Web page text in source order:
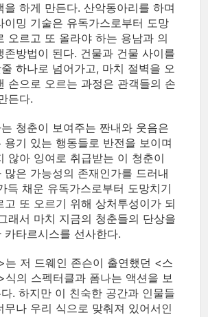
을 하게 만든다. 산악동아리를 하며
이밍 기술은 유독가스로부터 도망
오르고 또 올라야 하는 용남과 의
존방법이 된다. 건물과 건물 사이를
하나로 넘어가고, 마치 절벽을 오
손으로 오르는 과정은 관객들의 손
든다.
청춘이 보여주는 짠내와 웃음은
용기 있는 행동들로 반전을 보이며
않아 잉여로 취급받는 이 청춘이
많은 가능성의 존재인가를 드러내
득 채운 유독가스로부터 도망치기
고 또 오르기 위해 상처투성이가 되
래서 마치 지금의 청춘들의 단상을
카타르시스를 선사한다.
는 저 드웨인 존슨이 출연했던 <스
식의 스펙터클과 폼나는 액션을 보
. 하지만 이 친숙한 공간과 인물들
무나 우리 식으로 맞춰져 있어서인